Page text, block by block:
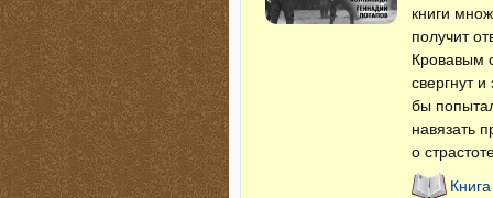
книги
получит
Кровавым
свергнут
бы
навязать
о